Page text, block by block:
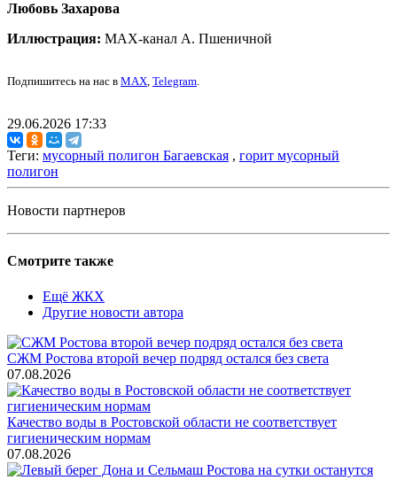
Любовь Захарова
Иллюстрация: МАХ-канал А. Пшеничной
Подпишитесь на нас в MAX, Telegram.
29.06.2026 17:33
Теги: мусорный полигон Багаевская , горит мусорный
полигон
Новости партнеров
Смотрите также
Ещё ЖКХ
Другие новости автора
СЖМ Ростова второй вечер подряд остался без света
07.08.2026
Качество воды в Ростовской области не соответствует
гигиеническим нормам
07.08.2026